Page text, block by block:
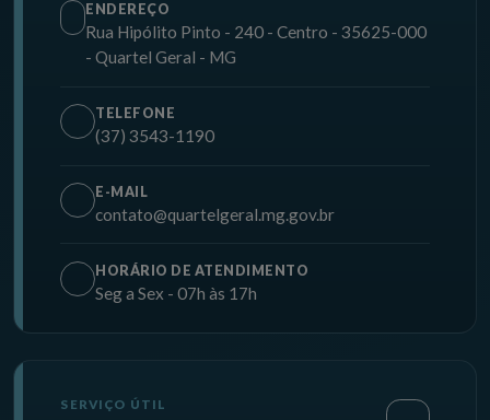
ENDEREÇO
Rua Hipólito Pinto - 240 - Centro - 35625-000
- Quartel Geral - MG
TELEFONE
(37) 3543-1190
E-MAIL
contato@quartelgeral.mg.gov.br
HORÁRIO DE ATENDIMENTO
Seg a Sex - 07h às 17h
SERVIÇO ÚTIL